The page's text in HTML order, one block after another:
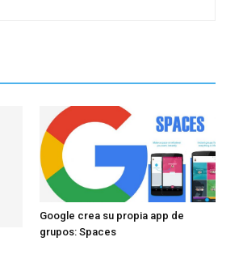
Google crea su propia app de
grupos: Spaces